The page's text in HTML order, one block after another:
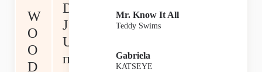
W
O
O
D
D
J
U
п
Mr. Know It All
Teddy Swims
Gabriela
KATSEYE